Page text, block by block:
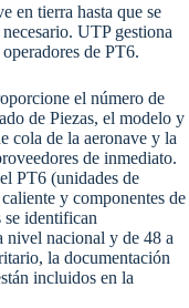
en tierra hasta que se
UTP gestiona
de PT6.
el número de
de Piezas, el modelo y
cola de la aeronave y la
de inmediato.
PT6 (unidades de
y componentes de
se identifican
nivel nacional y de 48 a
la documentación
incluidos en la